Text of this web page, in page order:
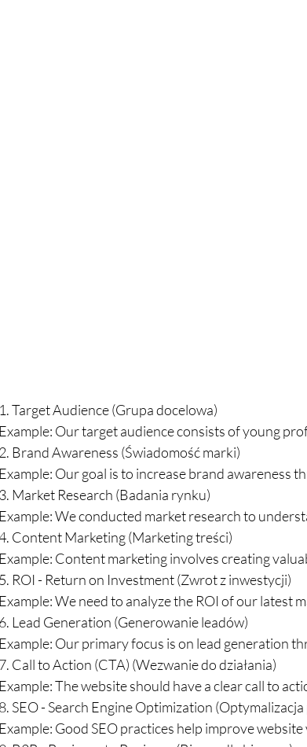
1. Target Audience (Grupa docelowa)
Example: Our target audience consists of young
2. Brand Awareness (Świadomość marki)
Example: Our goal is to increase brand awareness
3. Market Research (Badania rynku)
Example: We conducted market research to
Content Marketing (Marketing treści)
Example: Content marketing involves creating
5. ROI - Return on Investment (Zwrot z inwestycji)
Example: We need to analyze the ROI of our latest
6. Lead Generation (Generowanie leadów)
Example: Our primary focus is on lead generation
7. Call to Action (CTA) (Wezwanie do działania)
Example: The website should have a clear call to
8. SEO - Search Engine Optimization
Example: Good SEO practices help improve